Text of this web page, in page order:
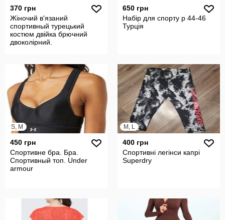
370 грн
Жіночий в'язаний
спортивный турецький
костюм двійка брючний
двоколірний.
650 грн
Набір для спорту р 44-46
Турція
S, M
450 грн
Спортивне бра. Бра.
Спортивный топ. Under
armour
M, L
400 грн
Спортивні легінси капрі
Superdry